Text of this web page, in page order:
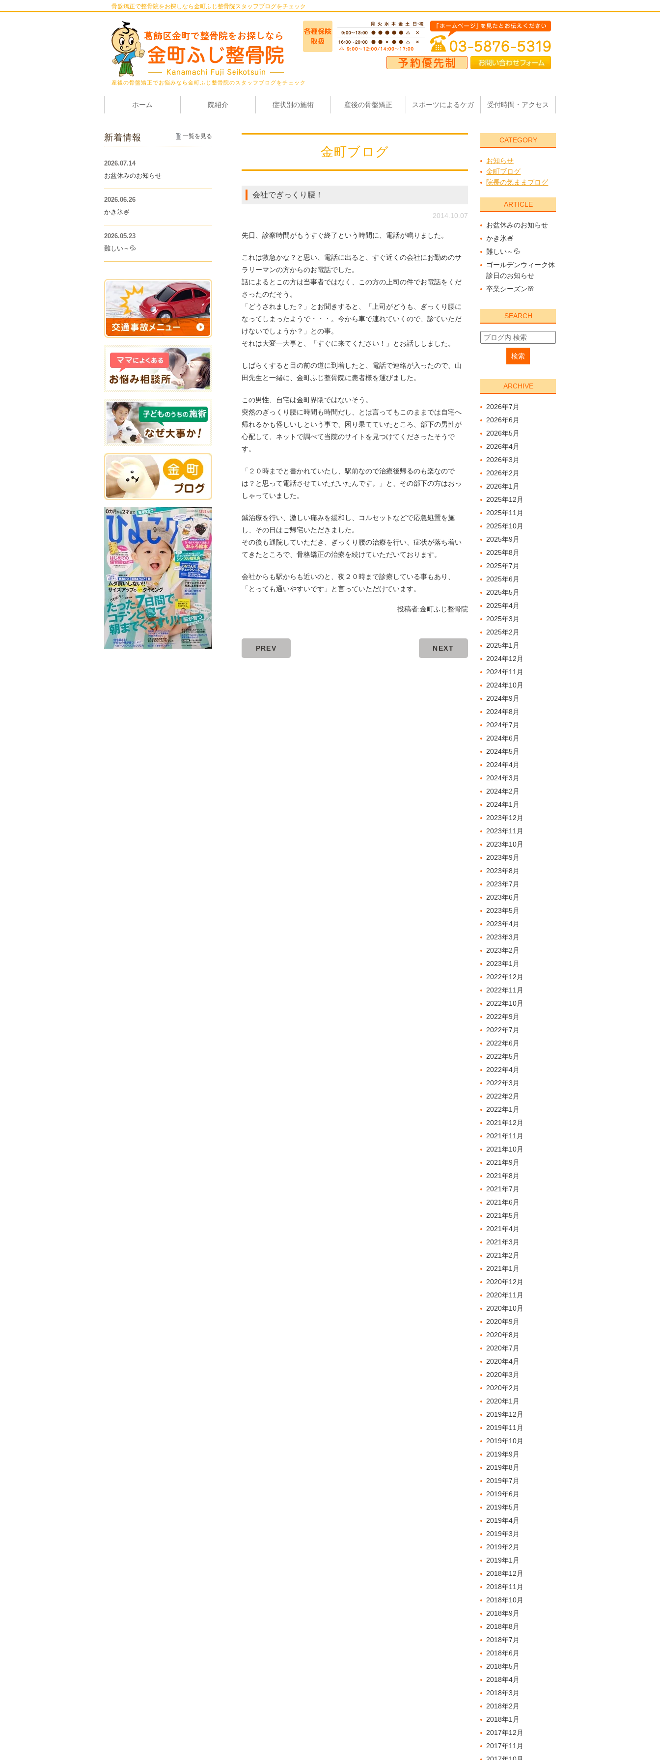
骨盤矯正で整骨院をお探しなら金町ふじ整骨院スタッフブログをチェック
産後の骨盤矯正でお悩みなら金町ふじ整骨院のスタッフブログをチェック
ホーム 院紹介 症状別の施術 産後の骨盤矯正 スポーツによるケガ 受付時間・アクセス
金町ブログ
会社でぎっくり腰！
2014.10.07
先日、診察時間がもうすぐ終了という時間に、電話が鳴りました。
これは救急かな？と思い、電話に出ると、すぐ近くの会社にお勤めのサ
ラリーマンの方からのお電話でした。
話によるとこの方は当事者ではなく、この方の上司の件でお電話をくだ
さったのだそう。
「どうされました？」とお聞きすると、「上司がどうも、ぎっくり腰に
なってしまったようで・・・。今から車で連れていくので、診ていただ
けないでしょうか？」との事。
それは大変一大事と、「すぐに来てください！」とお話ししました。
しばらくすると目の前の道に到着したと、電話で連絡が入ったので、山
田先生と一緒に、金町ふじ整骨院に患者様を運びました。
この男性、自宅は金町界隈ではないそう。
突然のぎっくり腰に時間も時間だし、とは言ってもこのままでは自宅へ
帰れるかも怪しいしという事で、困り果てていたところ、部下の男性が
心配して、ネットで調べて当院のサイトを見つけてくださったそうで
す。
「２０時までと書かれていたし、駅前なので治療後帰るのも楽なので
は？と思って電話させていただいたんです。」と、その部下の方はおっ
しゃっていました。
鍼治療を行い、激しい痛みを緩和し、コルセットなどで応急処置を施
し、その日はご帰宅いただきました。
その後も通院していただき、ぎっくり腰の治療を行い、症状が落ち着い
てきたところで、骨格矯正の治療を続けていただいております。
会社からも駅からも近いのと、夜２０時まで診療している事もあり、
「とっても通いやすいです」と言っていただけています。
投稿者:金町ふじ整骨院
PREV NEXT
CATEGORY
お知らせ
金町ブログ
院長の気ままブログ
ARTICLE
お盆休みのお知らせ
かき氷🍧
難しい～💦
ゴールデンウィーク休
診日のお知らせ
卒業シーズン🌸
SEARCH
ARCHIVE
2026年7月
2026年6月
2026年5月
2026年4月
2026年3月
2026年2月
2026年1月
2025年12月
2025年11月
2025年10月
2025年9月
2025年8月
2025年7月
2025年6月
2025年5月
2025年4月
2025年3月
2025年2月
2025年1月
2024年12月
2024年11月
2024年10月
2024年9月
2024年8月
2024年7月
2024年6月
2024年5月
2024年4月
2024年3月
2024年2月
2024年1月
2023年12月
2023年11月
2023年10月
2023年9月
2023年8月
2023年7月
2023年6月
2023年5月
2023年4月
2023年3月
2023年2月
2023年1月
2022年12月
2022年11月
2022年10月
2022年9月
2022年7月
2022年6月
2022年5月
2022年4月
2022年3月
2022年2月
2022年1月
2021年12月
2021年11月
2021年10月
2021年9月
2021年8月
2021年7月
2021年6月
2021年5月
2021年4月
2021年3月
2021年2月
2021年1月
2020年12月
2020年11月
2020年10月
2020年9月
2020年8月
2020年7月
2020年4月
2020年3月
2020年2月
2020年1月
2019年12月
2019年11月
2019年10月
2019年9月
2019年8月
2019年7月
2019年6月
2019年5月
2019年4月
2019年3月
2019年2月
2019年1月
2018年12月
2018年11月
2018年10月
2018年9月
2018年8月
2018年7月
2018年6月
2018年5月
2018年4月
2018年3月
2018年2月
2018年1月
2017年12月
2017年11月
新着情報 一覧を見る
2026.07.14
お盆休みのお知らせ
2026.06.26
かき氷🍧
2026.05.23
難しい～💦